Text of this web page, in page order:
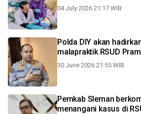
04 July 2026 21:17 WIB
Polda DIY akan
malapraktik RSUD
30 June 2026 21:55 WIB
Pemkab Sleman
menangani kasus di